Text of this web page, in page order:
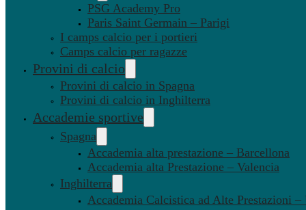
PSG Academy Pro
Paris Saint Germain – Parigi
I camps calcio per i portieri
Camps calcio per ragazze
Provini di calcio
Provini di calcio in Spagna
Provini di calcio in Inghilterra
Accademie sportive
Spagna
Accademia alta prestazione – Barcellona
Accademia alta Prestazione – Valencia
Inghilterra
Accademia Calcistica ad Alte Prestazioni